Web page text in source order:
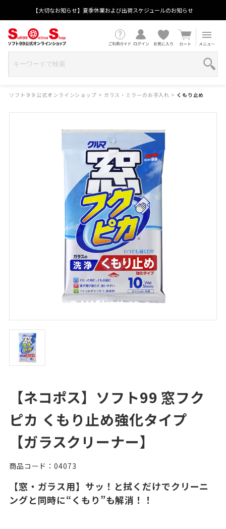
【大切なお知らせ】夏季休業および出荷スケジュールのお知らせ
ソフト９９公式オンラインショップ > ガラス・ミラーのお手入れ > くもり止め
【ネコポス】ソフト99 窓フク
ピカ くもり止め強化タイプ
【ガラスクリーナー】
商品コード：04073
【窓・ガラス用】サッ！と拭くだけでクリーニ
ングと同時に“くもり”も解消！！